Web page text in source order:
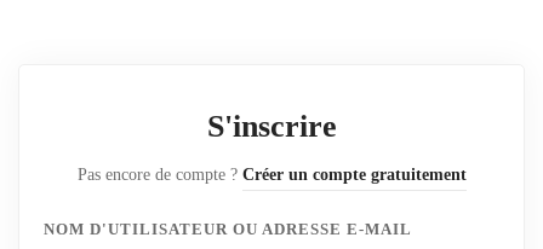
S'inscrire
Pas encore de compte ? Créer un compte gratuitement
NOM D'UTILISATEUR OU ADRESSE E-MAIL